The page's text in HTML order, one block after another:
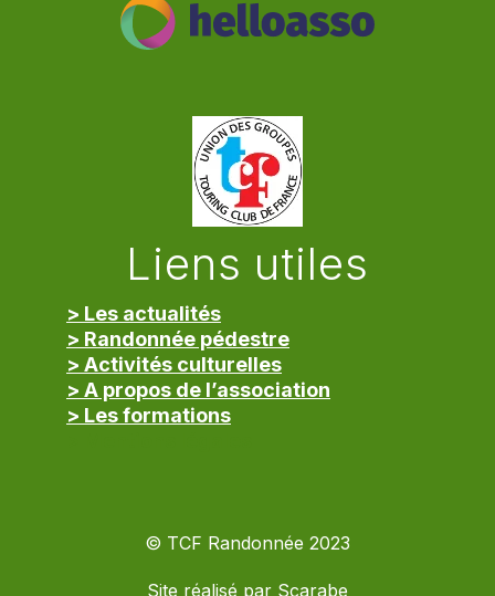
Liens utiles
> Les actualités
> Randonnée pédestre
> Activités culturelles
> A propos de l’association
> Les formations
© TCF Randonnée 2023
Site réalisé par Scarabe